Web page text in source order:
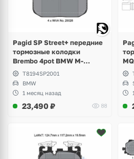
Pagid SP Street+ передние
тормозные колодки
Brembo 4pot BMW M-
Perfomance F-Series, M2
F87, M3 F80, M4 F82
T8194SP2001
BMW
1 месяц назад
23,490 ₽ 88